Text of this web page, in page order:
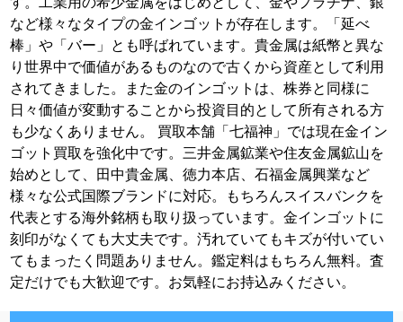
など様々なタイプの金インゴットが存在します。「延べ
棒」や「バー」とも呼ばれています。貴金属は紙幣と異な
り世界中で価値があるものなので古くから資産として利用
されてきました。また金のインゴットは、株券と同様に
日々価値が変動することから投資目的として所有される方
も少なくありません。 買取本舗「七福神」では現在金イン
ゴット買取を強化中です。三井金属鉱業や住友金属鉱山を
始めとして、田中貴金属、徳力本店、石福金属興業など
様々な公式国際ブランドに対応。もちろんスイスバンクを
代表とする海外銘柄も取り扱っています。金インゴットに
刻印がなくても大丈夫です。汚れていてもキズが付いてい
てもまったく問題ありません。鑑定料はもちろん無料。査
定だけでも大歓迎です。お気軽にお持込みください。